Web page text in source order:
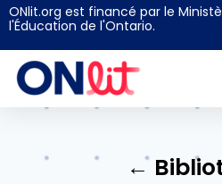
ONlit.org est financé par le
l'Éducation de l'Ontario.
←